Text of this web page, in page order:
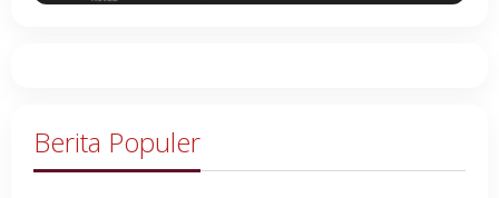
Berita Populer